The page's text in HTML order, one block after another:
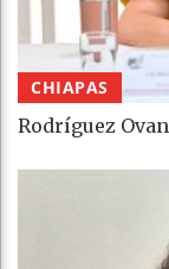
CHIAPAS
Rodríguez